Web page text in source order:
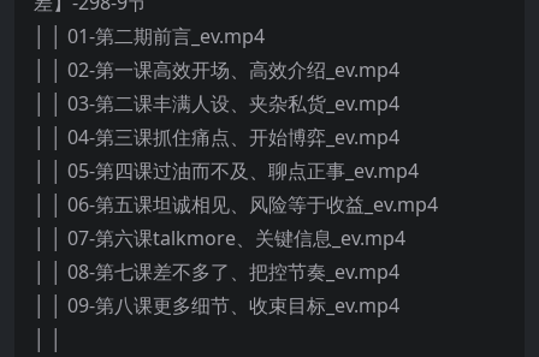
│ │ 01-第二期前言_ev.mp4
│ │ 02-第一课高效开场、高效介绍_ev.mp4
│ │ 03-第二课丰满人设、夹杂私货_ev.mp4
│ │ 04-第三课抓住痛点、开始博弈_ev.mp4
│ │ 05-第四课过油而不及、聊点正事_ev.mp4
│ │ 06-第五课坦诚相见、风险等于收益_ev.mp4
│ │ 07-第六课talkmore、关键信息_ev.mp4
│ │ 08-第七课差不多了、把控节奏_ev.mp4
│ │ 09-第八课更多细节、收束目标_ev.mp4